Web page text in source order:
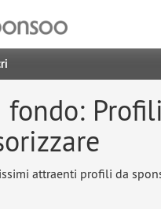
fondo:
attraenti profili da